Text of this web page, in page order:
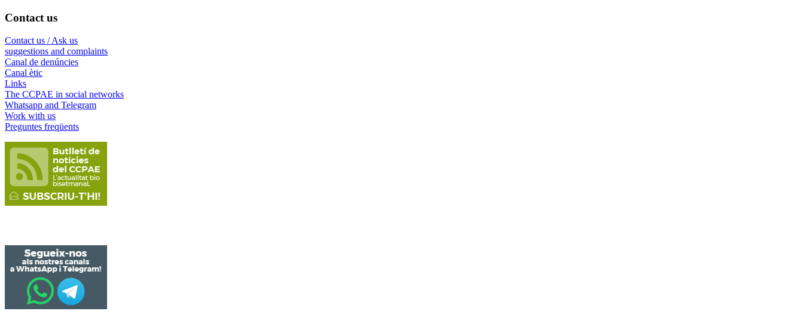
Contact us
Contact us / Ask us
suggestions and complaints
Canal de denúncies
Canal ètic
Links
The CCPAE in social networks
Whatsapp and Telegram
Work with us
Preguntes freqüents